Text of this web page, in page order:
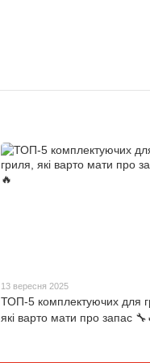
13 вересня 2025
ТОП-5 комплектуючих для
які варто мати про запас